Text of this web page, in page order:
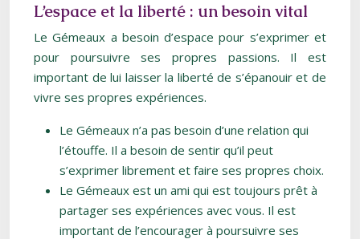
L’espace et la liberté : un besoin vital
Le Gémeaux a besoin d’espace pour s’exprimer et
pour poursuivre ses propres passions. Il est
important de lui laisser la liberté de s’épanouir et de
vivre ses propres expériences.
Le Gémeaux n’a pas besoin d’une relation qui
l’étouffe. Il a besoin de sentir qu’il peut
s’exprimer librement et faire ses propres choix.
Le Gémeaux est un ami qui est toujours prêt à
partager ses expériences avec vous. Il est
important de l’encourager à poursuivre ses